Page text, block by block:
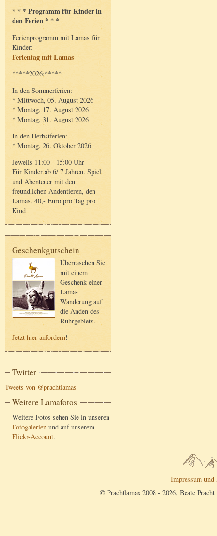
* * * Programm für Kinder in
den Ferien * * *
Ferienprogramm mit Lamas für
Kinder:
Ferientag mit Lamas
*****2026:*****
In den Sommerferien:
* Mittwoch, 05. August 2026
* Montag, 17. August 2026
* Montag, 31. August 2026
In den Herbstferien:
* Montag, 26. Oktober 2026
Jeweils 11:00 - 15:00 Uhr
Für Kinder ab 6/ 7 Jahren. Spiel
und Abenteuer mit den
freundlichen Andentieren, den
Lamas. 40,- Euro pro Tag pro
Kind
Geschenkgutschein
Überraschen Sie
mit einem
Geschenk einer
Lama-
Wanderung auf
die Anden des
Ruhrgebiets.
Jetzt hier anfordern!
Twitter
Tweets von @prachtlamas
Weitere Lamafotos
Weitere Fotos sehen Sie in unseren
Fotogalerien und auf unserem
Flickr-Account.
Impressum und
© Prachtlamas 2008 - 2026, Beate Pracht